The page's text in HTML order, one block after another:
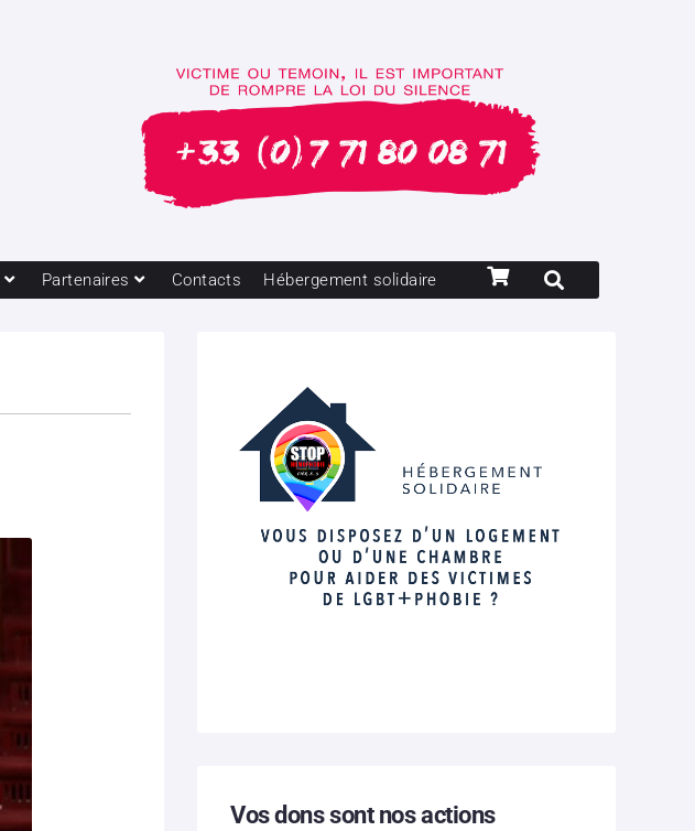
Partenaires Contacts Hébergement solidaire
Vos dons sont nos actions